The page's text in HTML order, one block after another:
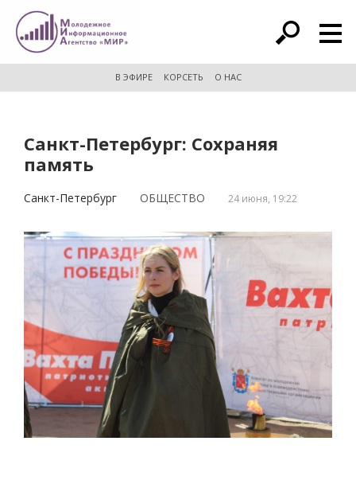
расширенный поиск
В ЭФИРЕ КОРСЕТЬ О НАС
Санкт-Петербург: Сохраняя
память
Санкт-Петербург ОБЩЕСТВО 24 июня, 19:22